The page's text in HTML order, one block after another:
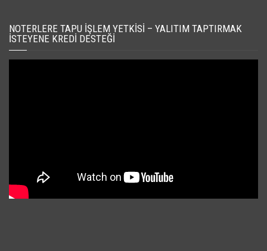
NOTERLERE TAPU İŞLEM YETKISI – YALITIM TAPTIRMAK
İSTEYENE KREDI DESTEĞI